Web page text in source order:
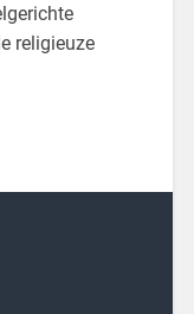
religieuze